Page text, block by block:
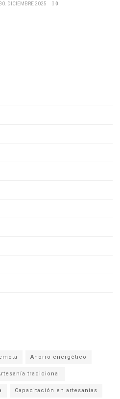
DICIEMBRE 2025 0
Ahorro energético
tradicional
Capacitación en artesanías